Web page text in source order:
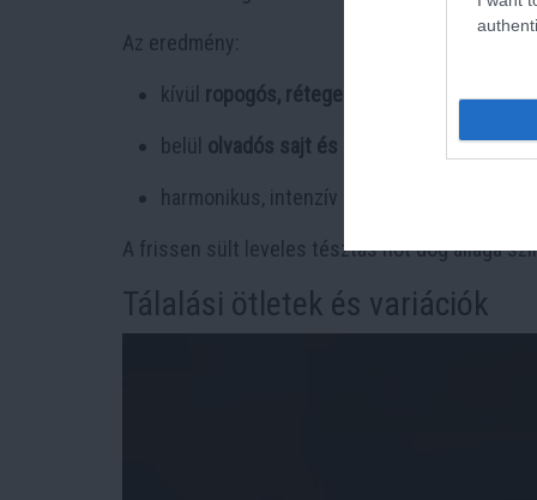
Az eredmény:
kívül ropogós, réteges tészta
belül olvadós sajt és szaftos virsli
harmonikus, intenzív ízvilág.
A frissen sült leveles tésztás hot dog állaga
Tálalási ötletek és variációk